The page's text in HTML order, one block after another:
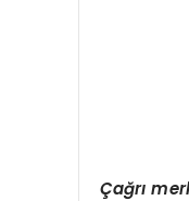
Çağrı